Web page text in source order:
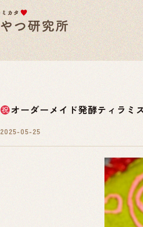
オーダーメイド発酵ティラミ
2025-05-25